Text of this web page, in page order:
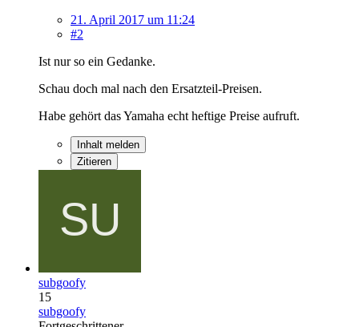
21. April 2017 um 11:24
#2
Ist nur so ein Gedanke.
Schau doch mal nach den Ersatzteil-Preisen.
Habe gehört das Yamaha echt heftige Preise aufruft.
Inhalt melden
Zitieren
subgoofy
15
subgoofy